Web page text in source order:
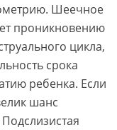
Шеечное
проникновению
цикла,
срока
ребенка. Если
шанс